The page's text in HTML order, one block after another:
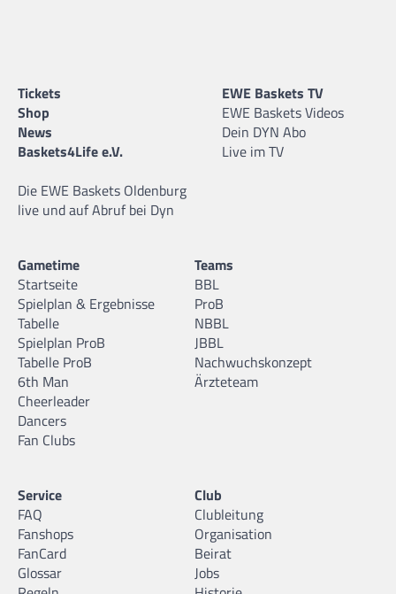
Tickets
Shop
News
Baskets4Life e.V.
Die EWE Baskets Oldenburg
live und auf Abruf bei Dyn
EWE Baskets TV
EWE Baskets Videos
Dein DYN Abo
Live im TV
Gametime
Startseite
Spielplan & Ergebnisse
Tabelle
Spielplan ProB
Tabelle ProB
6th Man
Cheerleader
Dancers
Fan Clubs
Teams
BBL
ProB
NBBL
JBBL
Nachwuchskonzept
Ärzteteam
Service
FAQ
Fanshops
FanCard
Glossar
Club
Clubleitung
Organisation
Beirat
Jobs